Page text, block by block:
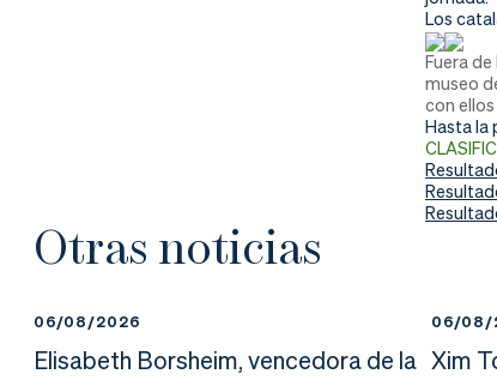
Los
Fuera
museo
con
Hasta la
Otras noticias
06/08/2026
Elisabeth Borsheim, vencedora de la
06/08/
Xim